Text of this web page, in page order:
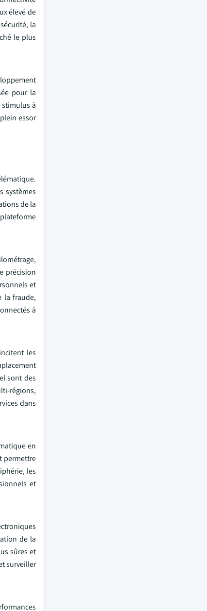
élevé de
la
le plus
pour la
stimulus à
essor
systèmes
de la
précision
et
la fraude,
à
les
sont des
régions,
dans
en
permettre
les
et
de la
sûres et
surveiller